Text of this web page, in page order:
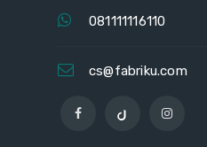
081111116110
cs@fabriku.com